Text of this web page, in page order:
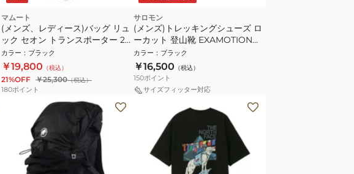
マムート
(メンズ、レディース)バッグ リュ
ック セオン トランスポーター 25
2510-03911-0001-1025 25L 通勤
カラー ： ブラック
￥19,800 （税込）
21%OFF ￥25,300（税込）
180ポイント
サロモン
(メンズ)トレッキングシューズ ロ
ーカット 登山靴 EXAMOTION
GORE-TEX L47943300
カラー ： ブラック
￥16,500 （税込）
150ポイント
サイズフィッター対応